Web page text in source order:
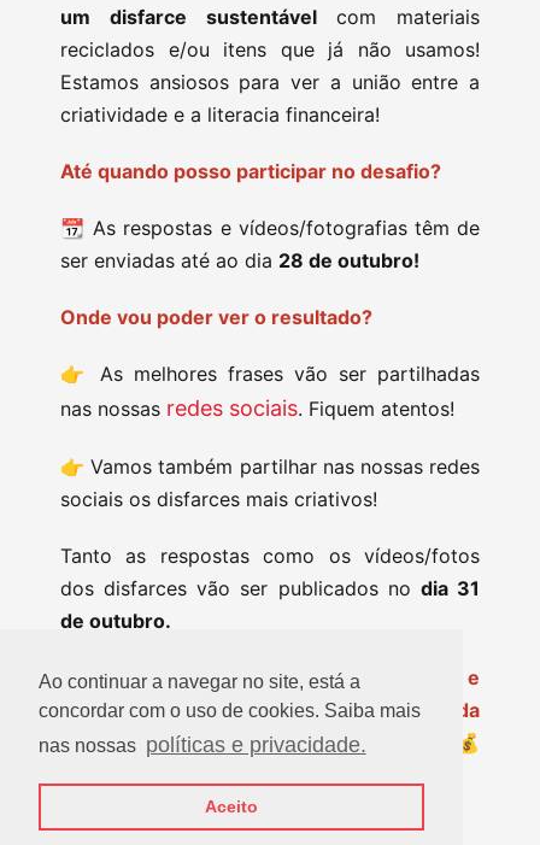
Ao continuar a navegar no site, está a
concordar com o uso de cookies. Saiba mais
nas nossas políticas e privacidade.
Aceito
um disfarce sustentável com materiais
reciclados e/ou itens que já não usamos!
Estamos ansiosos para ver a união entre a
criatividade e a literacia financeira!
Até quando posso participar no desafio?
📆 As respostas e vídeos/fotografias têm de
ser enviadas até ao dia 28 de outubro!
Onde vou poder ver o resultado?
👉 As melhores frases vão ser partilhadas
nas nossas redes sociais. Fiquem atentos!
👉 Vamos também partilhar nas nossas redes
sociais os disfarces mais criativos!
Tanto as respostas como os vídeos/fotos
dos disfarces vão ser publicados no dia 31
de outubro.
Prontos para darem asas à criatividade e
celebrar connosco? Feliz Dia Mundial da
Poupança e um assustadorHalloween
! 💰